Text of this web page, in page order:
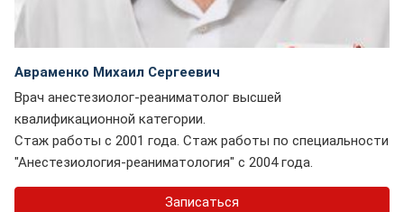
Авраменко Михаил Сергеевич
Врач анестезиолог-реаниматолог высшей
квалификационной категории.
Стаж работы с 2001 года. Стаж работы по специальности
"Анестезиология-реаниматология" с 2004 года.
Записаться